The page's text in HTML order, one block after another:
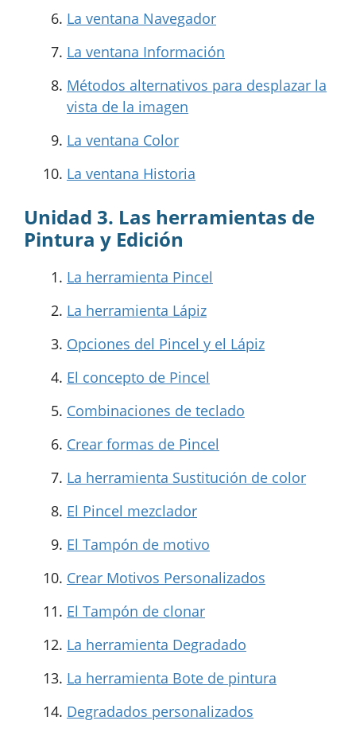
La ventana Navegador
La ventana Información
Métodos alternativos para desplazar la
vista de la imagen
La ventana Color
La ventana Historia
Unidad 3. Las herramientas de
Pintura y Edición
La herramienta Pincel
La herramienta Lápiz
Opciones del Pincel y el Lápiz
El concepto de Pincel
Combinaciones de teclado
Crear formas de Pincel
La herramienta Sustitución de color
El Pincel mezclador
El Tampón de motivo
Crear Motivos Personalizados
El Tampón de clonar
La herramienta Degradado
La herramienta Bote de pintura
Degradados personalizados